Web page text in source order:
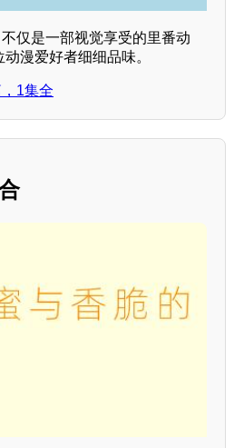
仅是一部视觉享受的里番动
漫爱好者细细品味。
1集全